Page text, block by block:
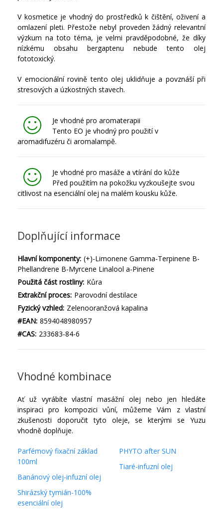
V kosmetice je vhodný do prostředků k čištění, oživení a
omlazení pleti. Přestože nebyl proveden žádný relevantní
výzkum na toto téma, je velmi pravděpodobné, že díky
nízkému obsahu bergaptenu nebude tento olej
fototoxický.
V emocionální rovině tento olej uklidňuje a povznáší při
stresových a úzkostných stavech.
Je vhodné pro aromaterapii
Tento EO je vhodný pro použití v
aromadifuzéru či aromalampě.
Je vhodné pro masáže a vtírání do kůže
Před použitím na pokožku vyzkoušejte svou
citlivost na esenciální olej na malém kousku kůže.
Doplňující informace
Hlavní komponenty: (+)-Limonene Gamma-Terpinene B-
Phellandrene B-Myrcene Linalool a-Pinene
Použitá část rostliny: Kůra
Extrakční proces: Parovodní destilace
Fyzický vzhled: Zelenooranžová kapalina
#EAN: 8594048980957
#CAS: 233683-84-6
Vhodné kombinace
Ať už vyrábíte vlastní masážní olej nebo jen hledáte
inspiraci pro kompozici vůní, můžeme Vám z vlastní
zkušenosti doporučit tyto oleje, se kterými se Yuzu
vhodně doplňuje.
Parfémový fixační základ
100ml
Banánový olej-infuzní olej
Shirázský tymián-100%
esenciální olej
PHYTO after SUN
Tiaré-infuzní olej